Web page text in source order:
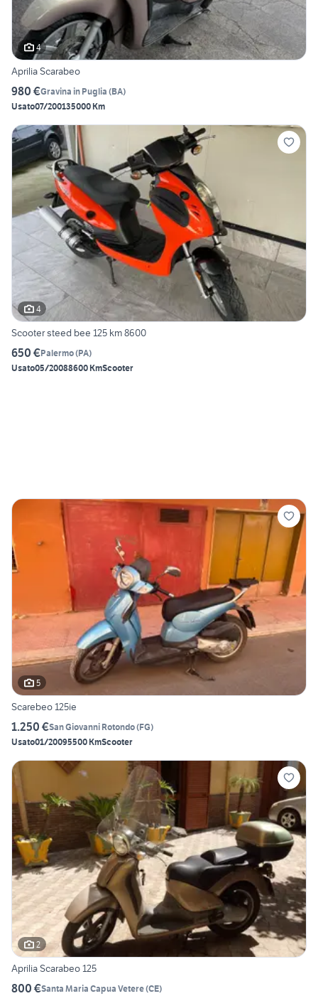
4
Aprilia Scarabeo
980 €Gravina in Puglia (BA)
Usato07/200135000 Km
4
Scooter steed bee 125 km 8600
650 €Palermo(PA)
Usato05/20088600 KmScooter
5
Scarebeo 125ie
1.250 €San Giovanni Rotondo(FG)
Usato01/20095500 KmScooter
2
Aprilia Scarabeo 125
800 €Santa Maria Capua Vetere(CE)